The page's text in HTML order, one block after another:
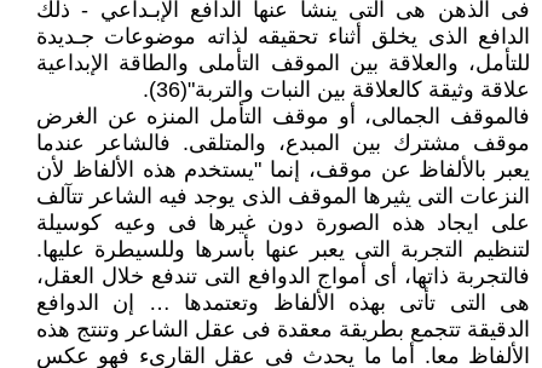
فى الذهن هى التى ينشأ عنها الدافع الإبـداعي - ذلك
الدافع الذى يخلق أثناء تحقيقه لذاته موضوعات جـديدة
للتأمل، والعلاقة بين الموقف التأملى والطاقة الإبداعية
علاقة وثيقة كالعلاقة بين النبات والتربة"(36).
فالموقف الجمالى، أو موقف التأمل المنزه عن الغرض
موقف مشترك بين المبدع، والمتلقى. فالشاعر عندما
يعبر بالألفاظ عن موقف، إنما "يستخدم هذه الألفاظ لأن
النزعات التى يثيرها الموقف الذى يوجد فيه الشاعر تتآلف
على ايجاد هذه الصورة دون غيرها فى وعيه كوسيلة
لتنظيم التجربة التى يعبر عنها بأسرها وللسيطرة عليها.
فالتجربة ذاتها، أى أمواج الدوافع التى تندفع خلال العقل،
هى التى تأتى بهذه الألفاظ وتعتمدها … إن الدوافع
الدقيقة تتجمع بطريقة معقدة فى عقل الشاعر وتنتج هذه
الألفاظ معا. أما ما يحدث فى عقل القارىء فهو عكس